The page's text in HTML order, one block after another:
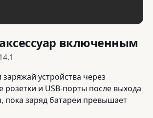
включенным
устройства через
розетки и USB-порты после выхода
пока заряд батареи превышает